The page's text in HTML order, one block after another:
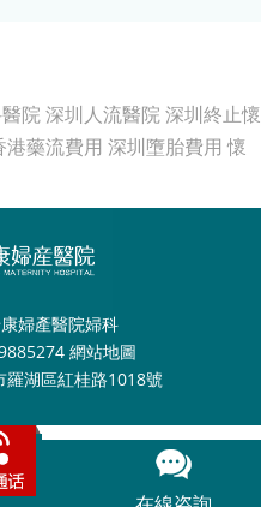
院深圳人流醫院深圳終止懷
港藥流費用 深圳墮胎費用 懷
婦產醫院婦科
網站地圖
湖區紅桂路1018號